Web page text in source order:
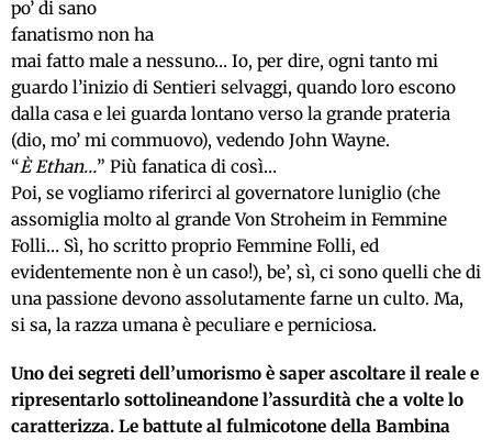
po’ di sano
fanatismo non ha
mai fatto male a nessuno… Io, per dire, ogni tanto mi
guardo l’inizio di Sentieri selvaggi, quando loro escono
dalla casa e lei guarda lontano verso la grande prateria
(dio, mo’ mi commuovo), vedendo John Wayne.
“È Ethan…” Più fanatica di così…
Poi, se vogliamo riferirci al governatore luniglio (che
assomiglia molto al grande Von Stroheim in Femmine
Folli… Sì, ho scritto proprio Femmine Folli, ed
evidentemente non è un caso!), be’, sì, ci sono quelli che di
una passione devono assolutamente farne un culto. Ma,
si sa, la razza umana è peculiare e perniciosa.
Uno dei segreti dell’umorismo è saper ascoltare il reale e
ripresentarlo sottolineandone l’assurdità che a volte lo
caratterizza. Le battute al fulmicotone della Bambina